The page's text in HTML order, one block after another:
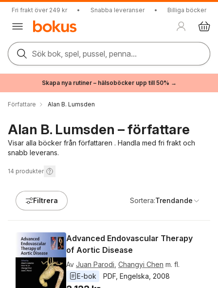
Fri frakt över 249 kr • Snabba leveranser • Billiga böcker
Sök bok, spel, pussel, penna...
Skapa nya rutiner – hälsoböcker upp till 50% →
Författare Alan B. Lumsden
Alan B. Lumsden – författare
Visar alla böcker från författaren . Handla med fri frakt och
snabb leverans.
14 produkter
Filtrera Sortera:Trendande
Advanced Endovascular Therapy
of Aortic Disease
Av Juan Parodi Changyi Chen m. fl.
E-bok
PDF Engelska 2008